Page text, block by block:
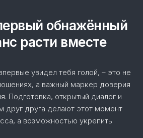
обнажённый
расти вместе
увидел тебя голой, – это не
а важный маркер доверия
Подготовка, открытый диалог и
друг друга делают этот момент
а возможностью укрепить